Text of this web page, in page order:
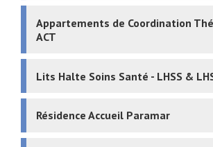
Appartements de Coordination
ACT
Lits Halte Soins Santé - LHSS &
Résidence Accueil Paramar